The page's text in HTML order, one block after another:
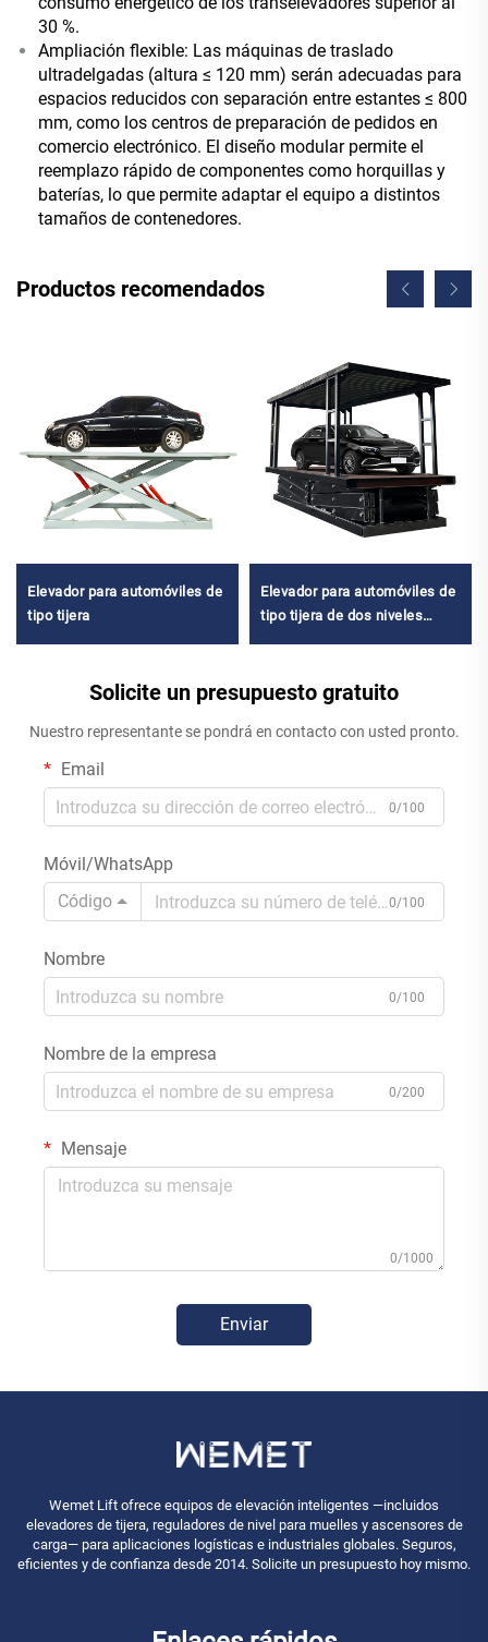
30 %.
Ampliación flexible: Las máquinas de traslado
ultradelgadas (altura ≤ 120 mm) serán adecuadas para
espacios reducidos con separación entre estantes ≤ 800
mm, como los centros de preparación de pedidos en
comercio electrónico. El diseño modular permite el
reemplazo rápido de componentes como horquillas y
baterías, lo que permite adaptar el equipo a distintos
tamaños de contenedores.
Productos recomendados
Elevador para automóviles de
tipo tijera
Elevador para automóviles de
tipo tijera de dos niveles
Solicite un presupuesto gratuito
Nuestro representante se pondrá en contacto con usted pronto.
Email
0/100
Móvil/WhatsApp
Código
0/100
Nombre
0/100
Nombre de la empresa
0/200
Mensaje
0/1000
Enviar
Wemet Lift ofrece equipos de elevación inteligentes —incluidos
elevadores de tijera, reguladores de nivel para muelles y ascensores de
carga— para aplicaciones logísticas e industriales globales. Seguros,
eficientes y de confianza desde 2014. Solicite un presupuesto hoy mismo.